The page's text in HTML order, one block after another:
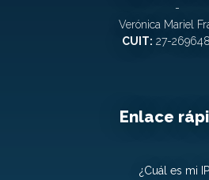
-
Verónica Mariel
CUIT: 27-
Enlace
¿Cuál es mi